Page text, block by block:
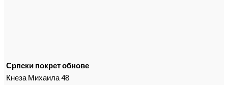
Српски покрет обнове
Кнеза Михаила 48